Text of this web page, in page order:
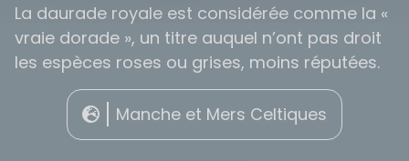
La daurade royale est considérée comme la «
vraie dorade », un titre auquel n’ont pas droit
les espèces roses ou grises, moins réputées.
Manche et Mers Celtiques